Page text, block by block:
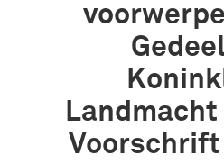
Voorschrift